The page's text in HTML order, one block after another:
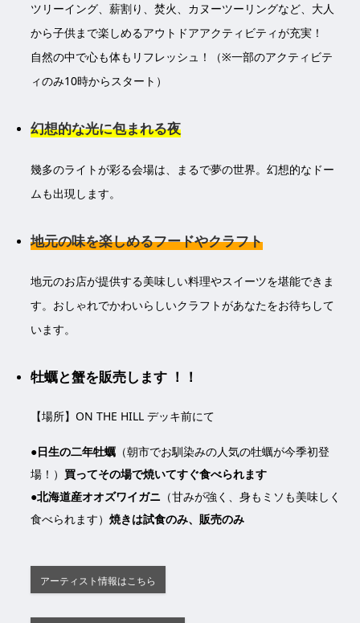
ツリーイング、薪割り、焚火、カヌーツーリングなど、大人
から子供まで楽しめるアウトドアアクティビティが充実！
自然の中で心も体もリフレッシュ！（※一部のアクティビテ
ィのみ10時からスタート）
幻想的な光に包まれる夜
幾多のライトが彩る会場は、まるで夢の世界。幻想的なドー
ムも出現します。
地元の味を楽しめるフードやクラフト
地元のお店が提供する美味しい料理やスイーツを堪能できま
す。おしゃれでかわいらしいクラフトがあなたをお待ちして
います。
牡蠣と蟹を販売します ！！
【場所】ON THE HILL デッキ前にて
●日生の二年牡蠣 （朝市でお馴染みの人気の牡蠣が今季初登
場！） 買ってその場で焼いてすぐ食べられます
●北海道産オオズワイガニ （甘みが強く、身もミソも美味しく
食べられます）焼きは試食のみ、販売のみ
アーティスト情報はこちら